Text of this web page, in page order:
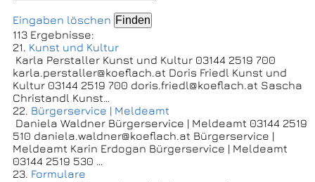
Eingaben löschen
113 Ergebnisse:
21.
Kunst und Kultur
Karla Perstaller Kunst und Kultur 03144 2519 700
karla.perstaller@koeflach.at Doris Friedl Kunst und
Kultur 03144 2519 700 doris.friedl@koeflach.at Sascha
Christandl Kunst…
22. Bürgerservice | Meldeamt
Daniela Waldner Bürgerservice | Meldeamt 03144 2519
510 daniela.waldner@koeflach.at Bürgerservice |
Meldeamt Karin Erdogan Bürgerservice | Meldeamt
03144 2519 530 …
23. Formulare